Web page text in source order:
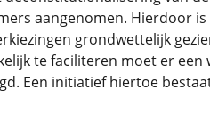
aangenomen. Hierdoor
grondwettelijk
te faciliteren moet er een
Een initiatief hiertoe